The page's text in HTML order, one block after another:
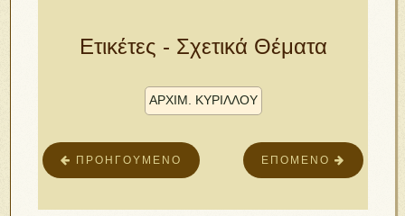
Ετικέτες - Σχετικά Θέματα
ΑΡΧΙΜ. ΚΥΡΊΛΛΟΥ
ΕΠΌΜΕΝΟ
ΠΡΟΗΓΟΎΜΕΝΟ